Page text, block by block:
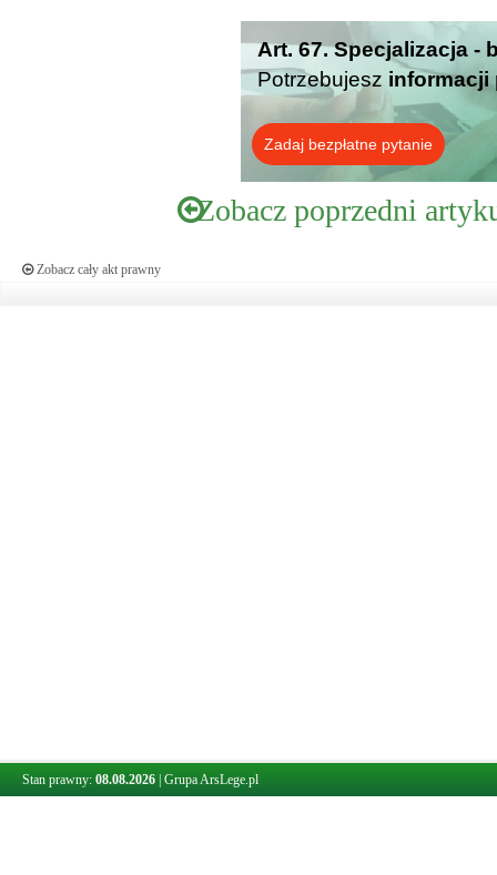
Art. 67. Specjalizacja -
Potrzebujesz informacji
Zadaj bezpłatne pytanie
Zobacz poprzedni
Zobacz cały akt prawny
Stan prawny: 08.08.2026 Grupa ArsLege.pl